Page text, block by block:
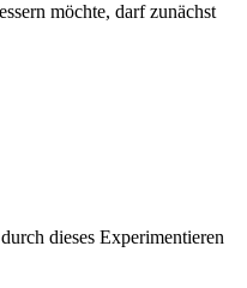
möchte, darf zunächst
dieses Experimentieren